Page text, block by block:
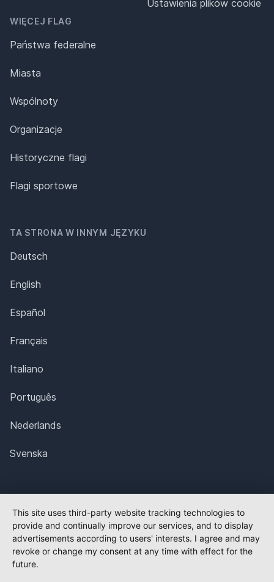
WIĘCEJ FLAG
Państwa federalne
Miasta
Wspólnoty
Organizacje
Historyczne flagi
Flagi sportowe
Ustawienia plików cookie
TA STRONA W INNYM JĘZYKU
Deutsch
English
Español
Français
Italiano
Português
Nederlands
Svenska
This site uses third-party website tracking technologies to
provide and continually improve our services, and to display
advertisements according to users' interests. I agree and may
revoke or change my consent at any time with effect for the
future.